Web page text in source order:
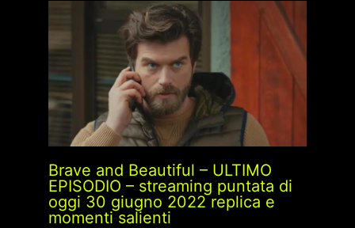
Brave and Beautiful – ULTIMO
EPISODIO – streaming puntata di
oggi 30 giugno 2022 replica e
momenti salienti